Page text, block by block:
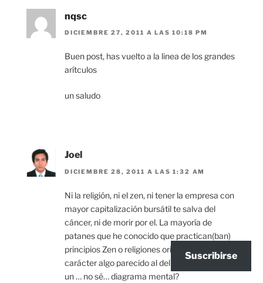
nqsc
DICIEMBRE 27, 2011 A LAS 10:18 PM
Buen post, has vuelto a la linea de los grandes
arítculos
un saludo
Joel
DICIEMBRE 28, 2011 A LAS 1:32 AM
Ni la religión, ni el zen, ni tener la empresa con
mayor capitalización bursátil te salva del
cáncer, ni de morir por el. La mayoría de
patanes que he conocido que practican(ban)
principios Zen o religiones orientales tienen un
carácter algo parecido al del tío Steve, talvez
un … no sé… diagrama mental?
Suscribirse